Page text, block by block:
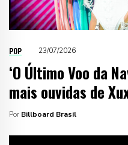
POP 23/07/2026
‘O Último Voo da
mais ouvidas de
Por Billboard Brasil